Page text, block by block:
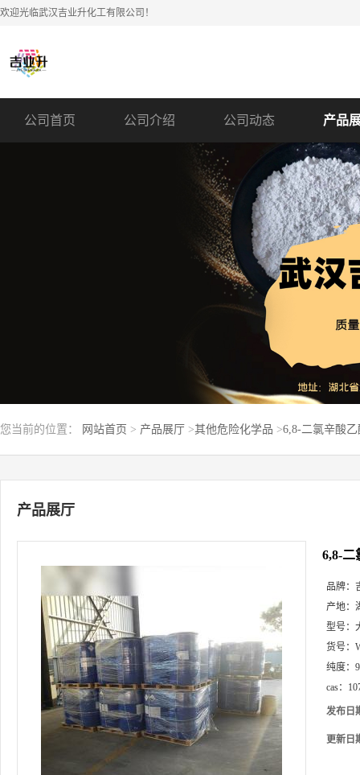
欢迎光临武汉吉业升化工有限公司！
公司首页 公司介绍 公司动态 产品
您当前的位置： 网站首页 > 产品展厅 >其他危险化学品 >6,8-二氯辛酸
产品展厅
6,8-二
品牌：
产地：
型号：
货号：
纯度：
cas：
发布日
更新日